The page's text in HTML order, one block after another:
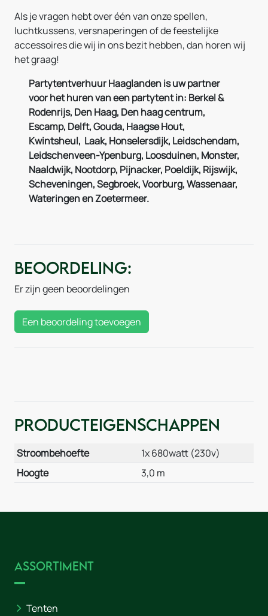
Als je vragen hebt over één van onze spellen,
luchtkussens, versnaperingen of de feestelijke
accessoires die wij in ons bezit hebben, dan horen wij
het graag!
Partytentverhuur Haaglanden is uw partner
voor het huren van een partytent in: Berkel &
Rodenrijs, Den Haag, Den haag centrum,
Escamp, Delft, Gouda, Haagse Hout,
Kwintsheul, Laak, Honselersdijk, Leidschendam,
Leidschenveen-Ypenburg, Loosduinen, Monster,
Naaldwijk, Nootdorp, Pijnacker, Poeldijk, Rijswijk,
Scheveningen, Segbroek, Voorburg, Wassenaar,
Wateringen en Zoetermeer.
Beoordeling:
Er zijn geen beoordelingen
Een beoordeling toevoegen
Producteigenschappen
Stroombehoefte
1x 680watt (230v)
Hoogte
3,0 m
Assortiment
Tenten